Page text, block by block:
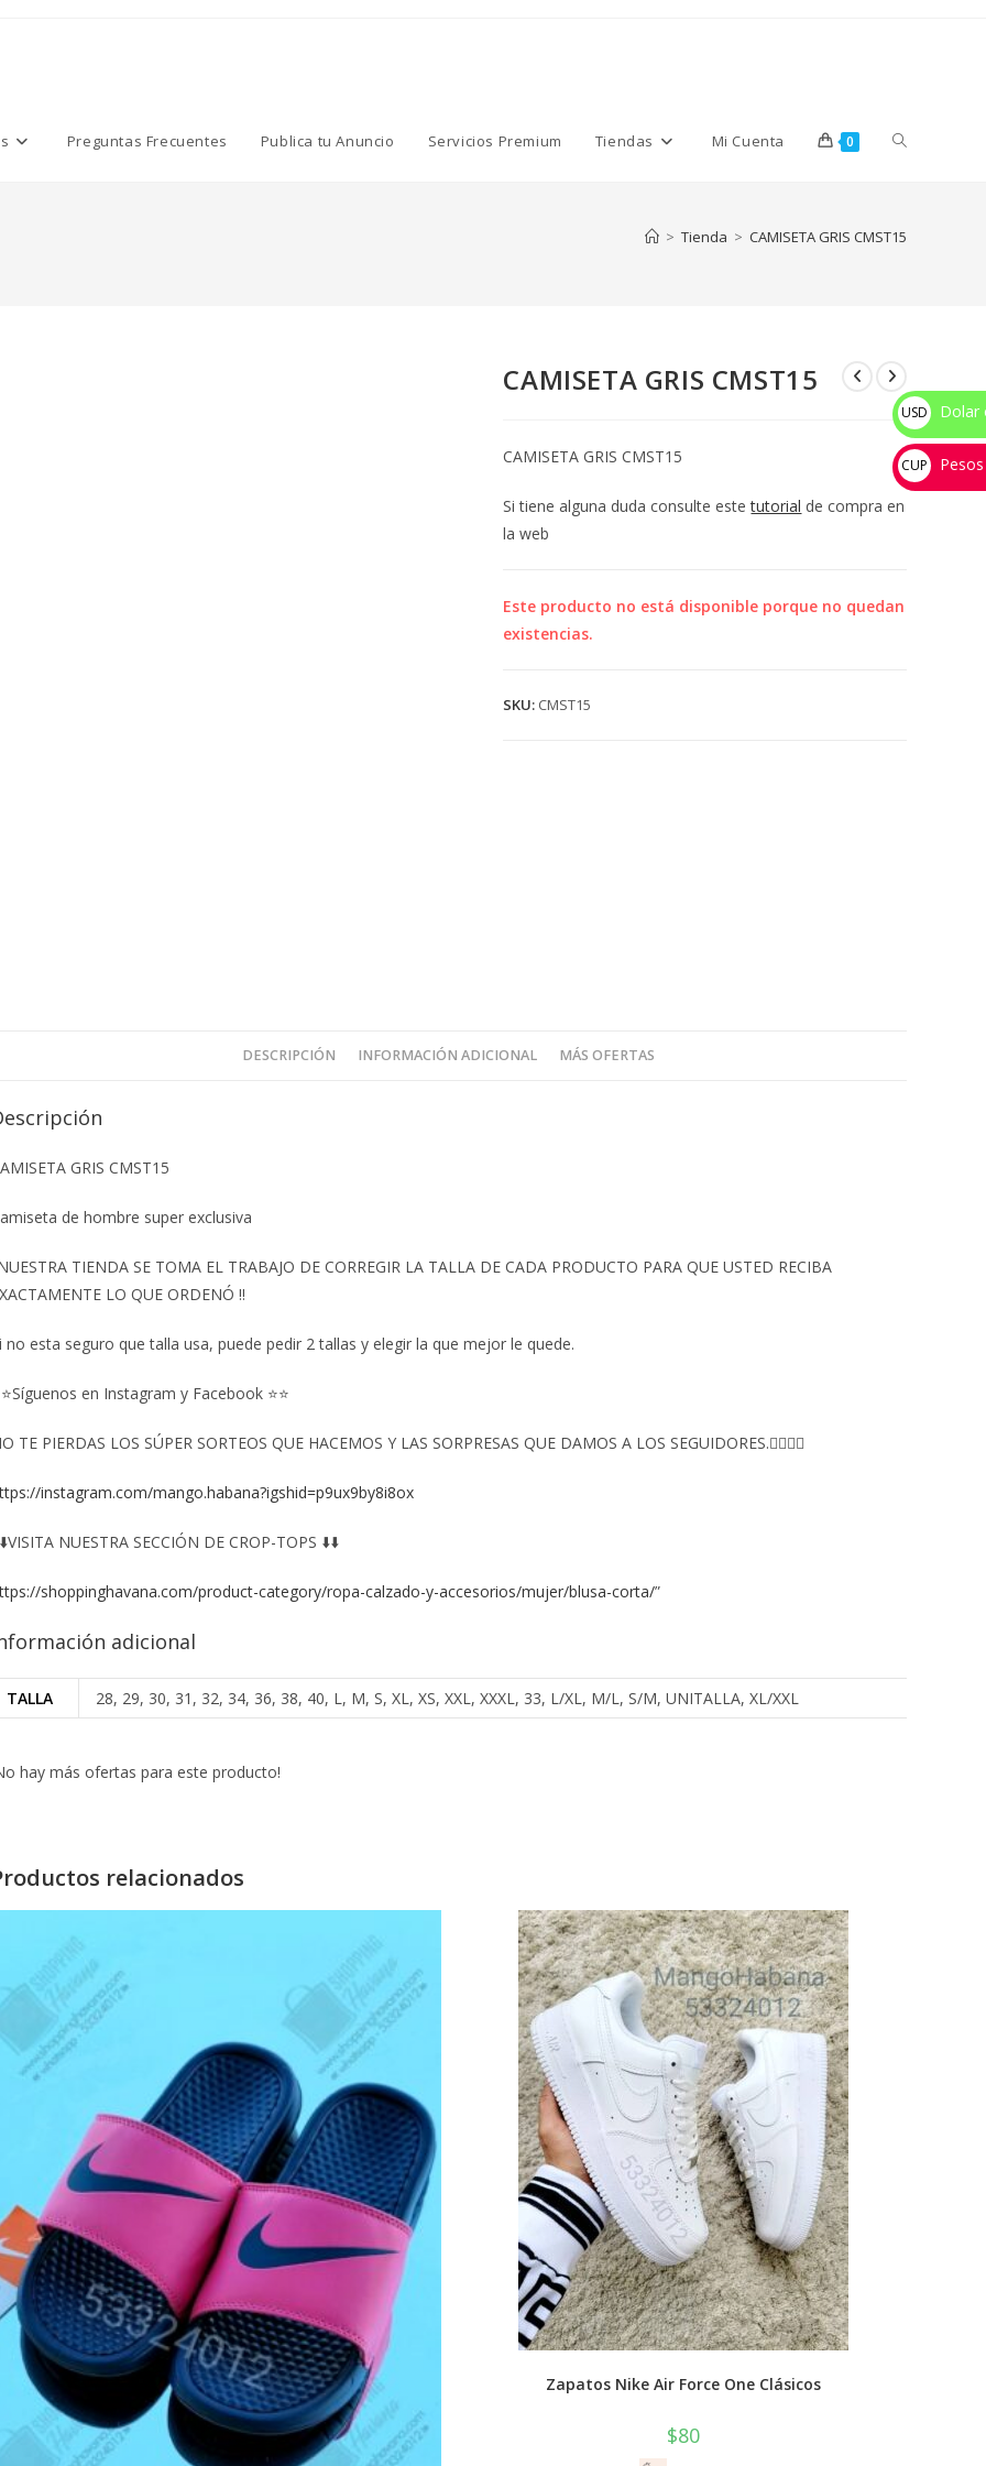
Preguntas Frecuentes Publica tu Anuncio Servicios Premium Tiendas Mi Cuenta 0 Alternar
la
web
> Tienda > CAMISETA GRIS CMST15
CAMISETA GRIS CMST15
CAMISETA GRIS CMST15
Si tiene alguna duda consulte estetutorial de compra en
la web
Este producto no está disponible porque no quedan
existencias.
SKU: CMST15
DESCRIPCIÓN INFORMACIÓN ADICIONAL MÁS OFERTAS
GRIS CMST15
de hombre super exclusiva
TIENDA SE TOMA EL TRABAJO DE CORREGIR LA TALLA DE CADA PRODUCTO PARA QUE USTED RECIBA
LO QUE ORDENÓ ‼️
no esta seguro que talla usa, puede pedir 2 tallas y elegir la que mejor le quede.
en Instagram y Facebook ⭐⭐
TE PIERDAS LOS SÚPER SORTEOS QUE HACEMOS Y LAS SORPRESAS QUE DAMOS A LOS SEGUIDORES.👇🏻👇🏻
instagram.com/mango.habana?igshid=p9ux9by8i8ox
NUESTRA SECCIÓN DE CROP-TOPS ⬇️⬇️
shoppinghavana.com/product-category/ropa-calzado-y-accesorios/mujer/blusa-corta/”
adicional
TALLA 28, 29, 30, 31, 32, 34, 36, 38, 40, L, M, S, XL, XS, XXL, XXXL, 33, L/XL, M/L, S/M, UNITALLA, XL/XXL
hay más ofertas para este producto!
relacionados
Zapatos Nike Air Force One Clásicos
$80
USD
$
Dolar
CUP
💰
Pesos